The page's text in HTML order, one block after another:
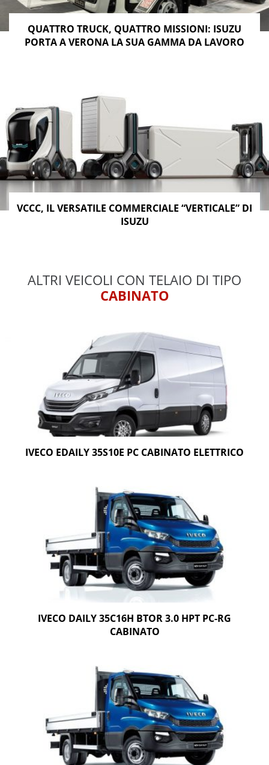
QUATTRO TRUCK, QUATTRO MISSIONI: ISUZU
PORTA A VERONA LA SUA GAMMA DA LAVORO
VCCC, IL VERSATILE COMMERCIALE “VERTICALE” DI
ISUZU
ALTRI VEICOLI CON TELAIO DI TIPO
CABINATO
IVECO EDAILY 35S10E PC CABINATO ELETTRICO
IVECO DAILY 35C16H BTOR 3.0 HPT PC-RG
CABINATO